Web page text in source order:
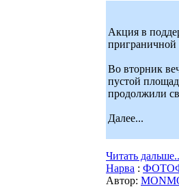
Акция в
приграничной
Во вторник
пустой
продолжили
Далее...
Читать
Нарва :
Автор: